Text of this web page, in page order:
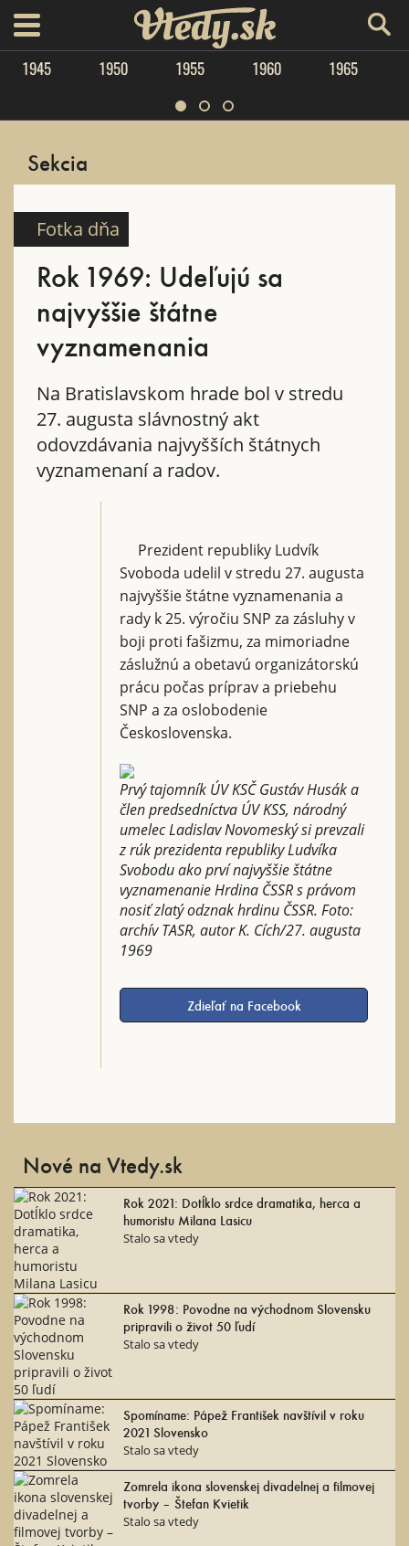
menu Vtedy.sk
1945 1950 1955 1960 1965
Sekcia
Fotka dňa
Rok 1969: Udeľujú sa
najvyššie štátne
vyznamenania
Na Bratislavskom hrade bol v stredu
27. augusta slávnostný akt
odovzdávania najvyšších štátnych
vyznamenaní a radov.
Prezident republiky Ludvík
Svoboda udelil v stredu 27. augusta
najvyššie štátne vyznamenania a
rady k 25. výročiu SNP za zásluhy v
boji proti fašizmu, za mimoriadne
záslužnú a obetavú organizátorskú
prácu počas príprav a priebehu
SNP a za oslobodenie
Československa.
Prvý tajomník ÚV KSČ Gustáv Husák a
člen predsedníctva ÚV KSS, národný
umelec Ladislav Novomeský si prevzali
z rúk prezidenta republiky Ludvíka
Svobodu ako prví najvyššie štátne
vyznamenanie Hrdina ČSSR s právom
nosiť zlatý odznak hrdinu ČSSR. Foto:
archív TASR, autor K. Cích/27. augusta
1969
Zdieľať na Facebook
Nové na Vtedy.sk
Rok 2021: Dotĺklo srdce dramatika, herca a
humoristu Milana Lasicu
Stalo sa vtedy
Rok 1998: Povodne na východnom Slovensku
pripravili o život 50 ľudí
Stalo sa vtedy
Spomíname: Pápež František navštívil v roku
2021 Slovensko
Stalo sa vtedy
Zomrela ikona slovenskej divadelnej a filmovej
tvorby – Štefan Kvietik
Stalo sa vtedy